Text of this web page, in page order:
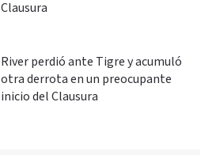
Clausura
River perdió ante Tigre y acumuló
otra derrota en un preocupante
inicio del Clausura